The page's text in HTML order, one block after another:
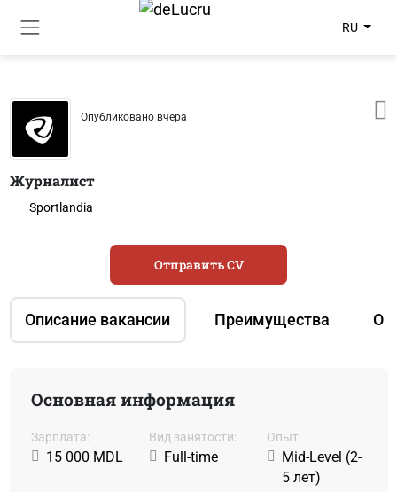
RU
Опубликовано вчера
Журналист
Sportlandia
Описание вакансии Преимущества О
Отправить CV
Основная информация
Зарплата:
15 000 MDL
Вид занятости:
Full-time
Oпыт:
Mid-Level (2-
5 лет)